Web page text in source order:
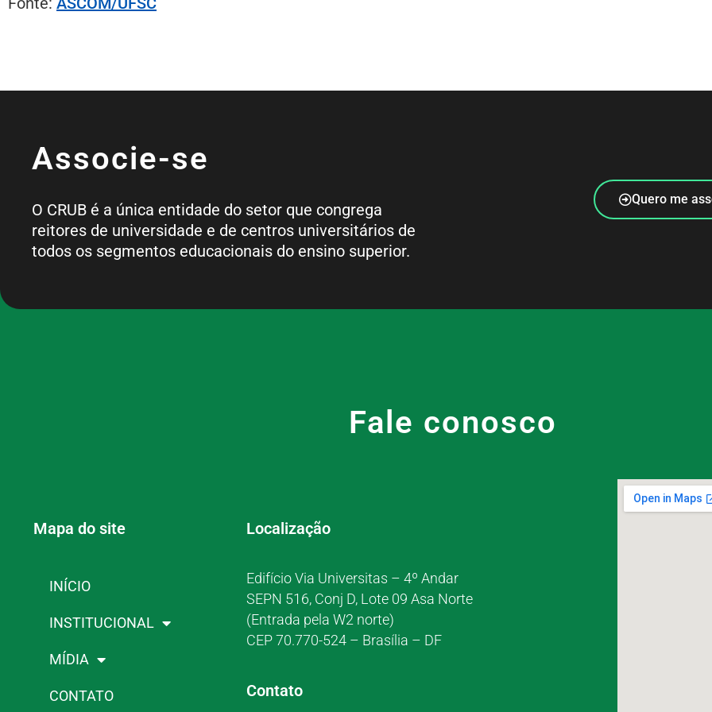
Associe-se
O CRUB é a única entidade do setor que congrega
reitores de universidade e de centros universitários de
todos os segmentos educacionais do ensino superior.
Quero me
Fale conosco
Mapa do site
INÍCIO
INSTITUCIONAL
MÍDIA
CONTATO
Localização
Edifício Via Universitas – 4º Andar
SEPN 516, Conj D, Lote 09 Asa Norte
(Entrada pela W2 norte)
CEP 70.770-524 – Brasília – DF
Contato